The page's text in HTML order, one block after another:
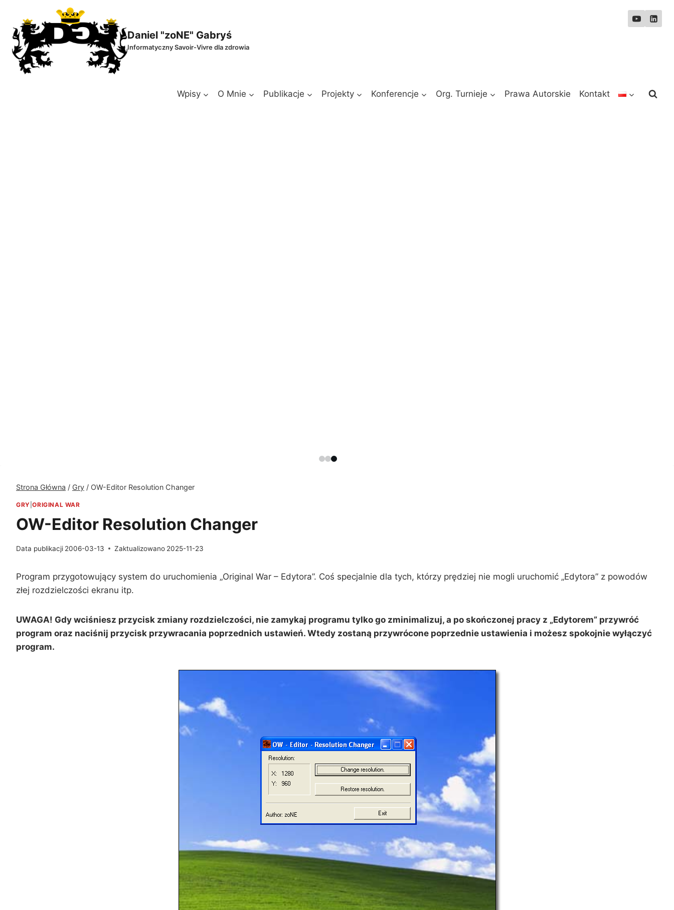
treści
Daniel "zoNE" Gabryś
Informatyczny Savoir-Vivre dla zdrowia
Wpisy O Mnie Publikacje Projekty Konferencje Org. Turnieje Prawa Autorskie Kontakt
Strona Główna / Gry / OW-Editor Resolution Changer
GRY |ORIGINAL WAR
OW-Editor Resolution Changer
Data publikacji 2006-03-13 Zaktualizowano 2025-11-23
Program przygotowujący system do uruchomienia „Original War – Edytora”. Coś specjalnie dla tych, którzy prędziej nie mogli uruchomić „Edytora” z powodów
złej rozdzielczości ekranu itp.
UWAGA! Gdy wciśniesz przycisk zmiany rozdzielczości, nie zamykaj programu tylko go zminimalizuj, a po skończonej pracy z „Edytorem” przywróć
program oraz naciśnij przycisk przywracania poprzednich ustawień. Wtedy zostaną przywrócone poprzednie ustawienia i możesz spokojnie wyłączyć
program.